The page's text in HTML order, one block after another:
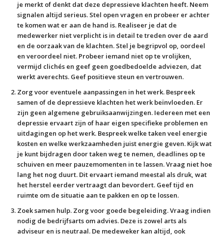
je merkt of denkt dat deze depressieve klachten heeft. Neem
signalen altijd serieus. Stel open vragen en probeer er achter
te komen wat er aan de hand is. Realiseer je dat de
medewerker niet verplicht is in detail te treden over de aard
en de oorzaak van de klachten. Stel je begripvol op, oordeel
en veroordeel niet. Probeer iemand niet op te vrolijken,
vermijd clichés en geef geen goedbedoelde adviezen, dat
werkt averechts. Geef positieve steun en vertrouwen.
Zorg voor eventuele aanpassingen in het werk. Bespreek
samen of de depressieve klachten het werk beïnvloeden. Er
zijn geen algemene gebruiksaanwijzingen. Iedereen met een
depressie ervaart zijn of haar eigen specifieke problemen en
uitdagingen op het werk. Bespreek welke taken veel energie
kosten en welke werkzaamheden juist energie geven. Kijk wat
je kunt bijdragen door taken weg te nemen, deadlines op te
schuiven en meer pauzemomenten in te lassen. Vraag niet hoe
lang het nog duurt. Dit ervaart iemand meestal als druk, wat
het herstel eerder vertraagt dan bevordert. Geef tijd en
ruimte om de situatie aan te pakken en op te lossen.
Zoek samen hulp. Zorg voor goede begeleiding. Vraag indien
nodig de bedrijfsarts om advies. Deze is zowel arts als
adviseur en is neutraal. De medeweker kan altijd, ook